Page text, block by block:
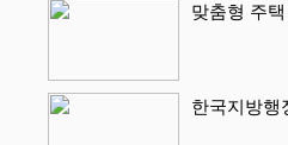
맞춤형 주
한국지방행